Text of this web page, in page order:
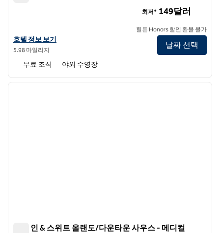
앰버시 스위트 바이 힐튼 올랜도 다운타운의 호텔 정보 보기
호텔 정보 보기
5.98 마일리지
최저* 149달러
힐튼 Honors 할인 환불 불가
날짜 선택
무료 조식 야외 수영장
1/11
다음
햄튼 인 & 스위트 올랜도/다운타운 사우스 - 메디컬